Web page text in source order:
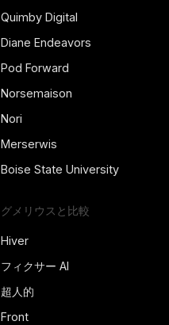
Quimby Digital
Diane Endeavors
Pod Forward
Norsemaison
Nori
Merserwis
Boise State University
グメリウスと比較
Hiver
フィクサー AI
超人的
Front